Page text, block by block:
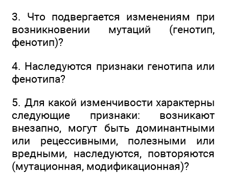
3. Что подвергается изменениям при
возникновении мутаций (генотип,
фенотип)?
4. Наследуются признаки генотипа или
фенотипа?
5. Для какой изменчивости характерны
следующие признаки: возникают
внезапно, могут быть доминантными
или рецессивными, полезными или
вредными, наследуются, повторяются
(мутационная, модификационная)?